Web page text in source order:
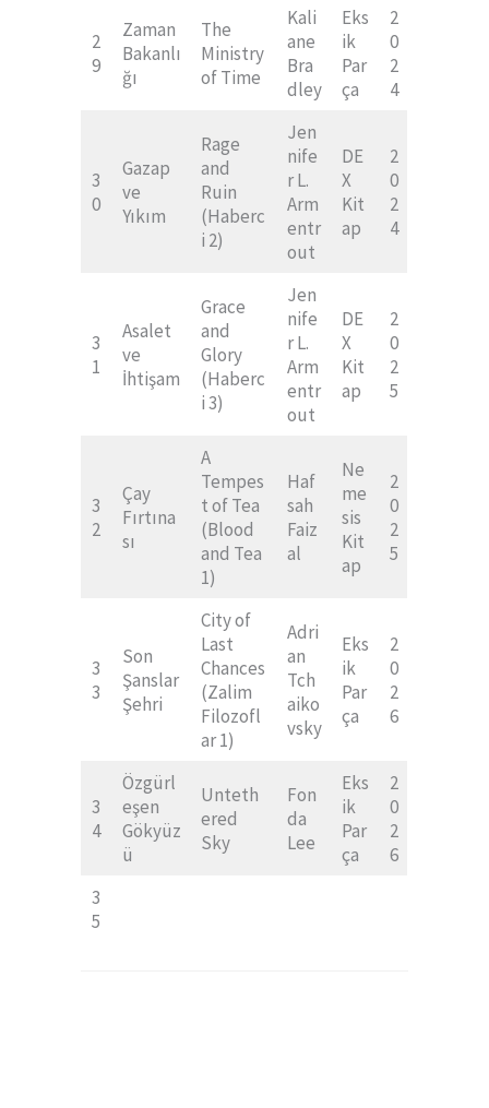
2
9
Zaman
Bakanlı
ğı
The
Ministry
of Time
Kali
ane
Bra
dley
Eks
ik
Par
ça
2
0
2
4
3
0
Gazap
ve
Yıkım
Rage
and
Ruin
(Haberc
i 2)
Jen
nife
r L.
Arm
entr
out
DE
X
Kit
ap
2
0
2
4
3
1
Asalet
ve
İhtişam
Grace
and
Glory
(Haberc
i 3)
Jen
nife
r L.
Arm
entr
out
DE
X
Kit
ap
2
0
2
5
3
2
Çay
Fırtına
sı
A
Tempes
t of Tea
(Blood
and Tea
1)
Haf
sah
Faiz
al
Ne
me
sis
Kit
ap
2
0
2
5
3
3
Son
Şanslar
Şehri
City of
Last
Chances
(Zalim
Filozofl
ar 1)
Adri
an
Tch
aiko
vsky
Eks
ik
Par
ça
2
0
2
6
3
4
Özgürl
eşen
Gökyüz
ü
Unteth
ered
Sky
Fon
da
Lee
Eks
ik
Par
ça
2
0
2
6
3
5